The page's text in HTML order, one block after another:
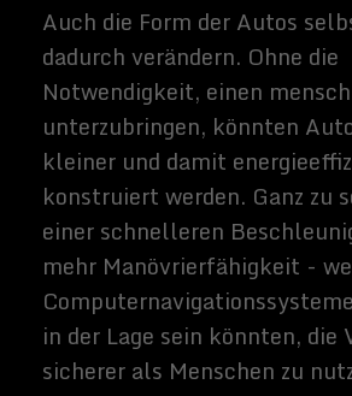
die Popularität von Pokémon Go, einem
der realen Welt einfangen soll. Das
deutlich weniger populäre Google-Glas-
Gerät war auch ein früherer Versuch der
Augmented Reality. Die Prämisse dieser
Technologie besteht darin, digitale
Medienfunktionen wie Bilder oder Töne so
besser erleben können.
Man kann sich leicht vorstellen, welche
Richtung die Augmented-Reality-
Technologie einschlagen könnte, wenn sie
wirklich in Gang kommen sollte; wir
erleben sie bereits in gewissem Maße. Wir